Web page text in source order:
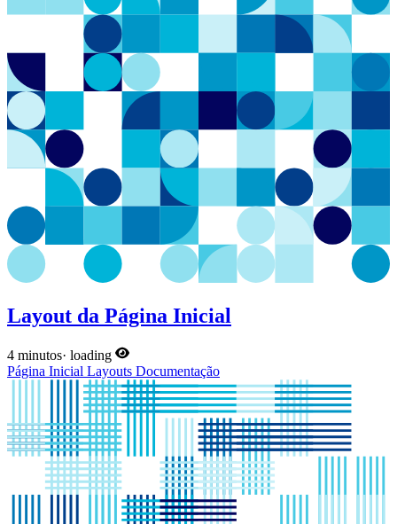
Layout da Página Inicial
4 minutos· loading
Página Inicial Layouts Documentação